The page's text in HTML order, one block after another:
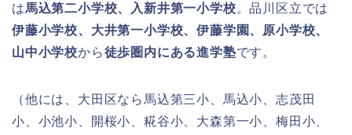
は馬込第二小学校、入新井第一小学校。品川区立では
伊藤小学校、大井第一小学校、伊藤学園、原小学校、
山中小学校から徒歩圏内にある進学塾です。
（他には、大田区なら馬込第三小、馬込小、志茂田
小、小池小、開桜小、糀谷小、大森第一小、梅田小、